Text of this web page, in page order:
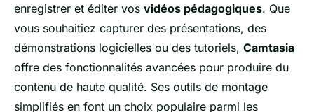
enregistrer et éditer vos vidéos pédagogiques. Que
vous souhaitiez capturer des présentations, des
démonstrations logicielles ou des tutoriels, Camtasia
offre des fonctionnalités avancées pour produire du
contenu de haute qualité. Ses outils de montage
simplifiés en font un choix populaire parmi les